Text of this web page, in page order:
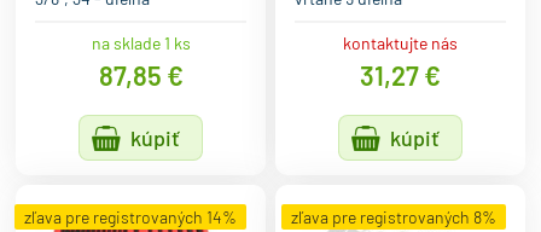
na sklade 1 ks
87,85 €
kúpiť
kontaktujte nás
31,27 €
kúpiť
zľava pre registrovaných 14% zľava pre registrovaných 8%